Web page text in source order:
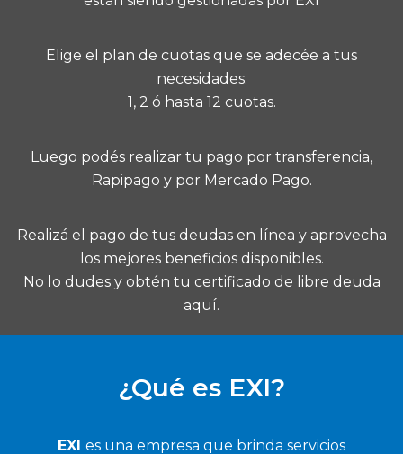
Elige el plan de cuotas que se adecée a tus
necesidades.
1, 2 ó hasta 12 cuotas.
Luego podés realizar tu pago por transferencia,
Rapipago y por Mercado Pago.
Realizá el pago de tus deudas en línea y aprovecha
los mejores beneficios disponibles.
No lo dudes y obtén tu certificado de libre deuda
aquí.
¿Qué es EXI?
EXI es una empresa que brinda servicios